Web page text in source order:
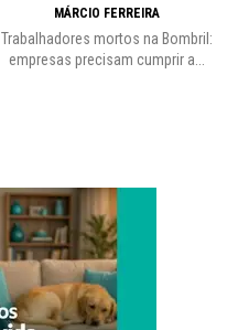
MÁRCIO FERREIRA
Trabalhadores mortos na Bombril:
empresas precisam cumprir a...